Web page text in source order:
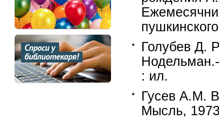
Голубев Д.
Нодельман.-
: ил.
Гусев А.М.
Мысль,